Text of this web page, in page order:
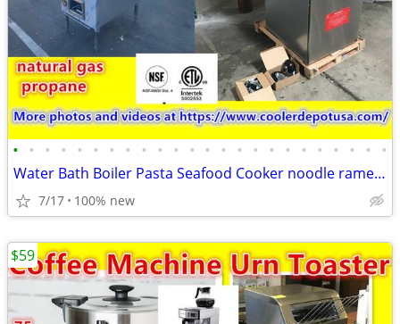
• • • • • • • • • • • • • • • • • • • • • • • •
Water Bath Boiler Pasta Seafood Cooker noodle ramen Electric propane
7/17 100% new
$59